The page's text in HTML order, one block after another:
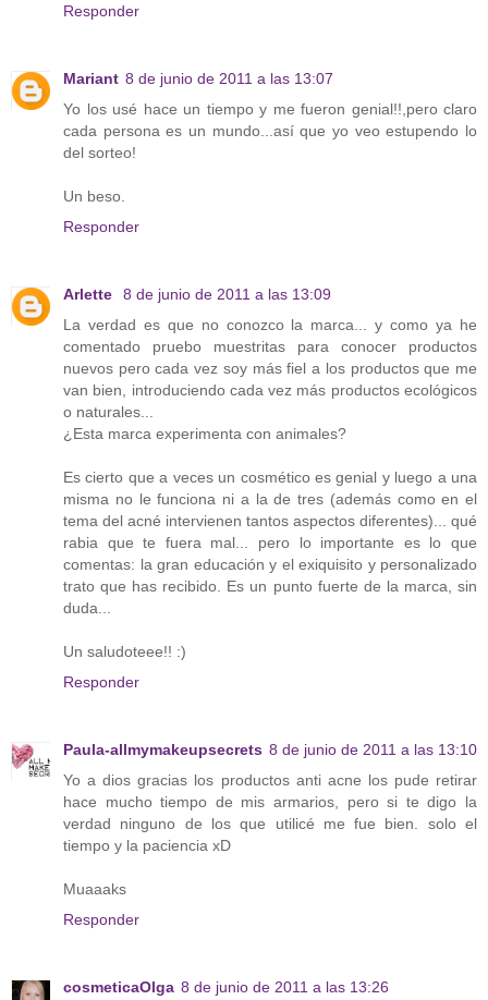
Responder
Mariant 8 de junio de 2011 a las 13:07
Yo los usé hace un tiempo y me fueron genial!!,pero claro
cada persona es un mundo...así que yo veo estupendo lo
del sorteo!
Un beso.
Responder
Arlette
8 de junio de 2011 a las 13:09
La verdad es que no conozco la marca... y como ya he
comentado pruebo muestritas para conocer productos
nuevos pero cada vez soy más fiel a los productos que me
van bien, introduciendo cada vez más productos ecológicos
o naturales...
¿Esta marca experimenta con animales?
Es cierto que a veces un cosmético es genial y luego a una
misma no le funciona ni a la de tres (además como en el
tema del acné intervienen tantos aspectos diferentes)... qué
rabia que te fuera mal... pero lo importante es lo que
comentas: la gran educación y el exiquisito y personalizado
trato que has recibido. Es un punto fuerte de la marca, sin
duda...
Un saludoteee!! :)
Responder
Paula-allmymakeupsecrets 8 de junio de 2011 a las 13:10
Yo a dios gracias los productos anti acne los pude retirar
hace mucho tiempo de mis armarios, pero si te digo la
verdad ninguno de los que utilicé me fue bien. solo el
tiempo y la paciencia xD
Muaaaks
Responder
cosmeticaOlga 8 de junio de 2011 a las 13:26